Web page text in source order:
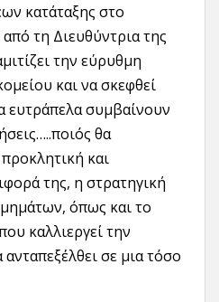
κατάταξης στο
τη Διευθύντρια της
την εύρυθμη
και να σκεφθεί
ευτράπελα συμβαίνουν
θα
και
της, η στρατηγική
όπως και το
καλλιεργεί την
σε μια τόσο